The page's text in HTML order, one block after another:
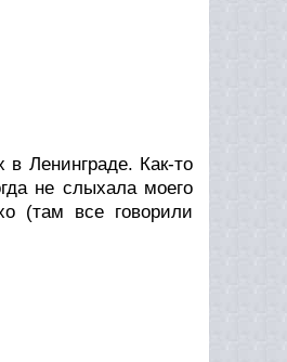
Ленинграде. Как-то
не слыхала моего
(там все говорили